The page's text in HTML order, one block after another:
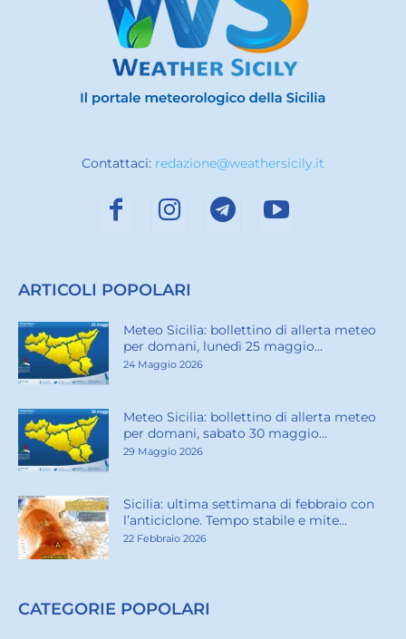
Contattaci: redazione@weathersicily.it
ARTICOLI POPOLARI
Meteo Sicilia: bollettino di allerta meteo
per domani, lunedì 25 maggio...
24 Maggio 2026
Meteo Sicilia: bollettino di allerta meteo
per domani, sabato 30 maggio...
29 Maggio 2026
Sicilia: ultima settimana di febbraio con
l’anticiclone. Tempo stabile e mite...
22 Febbraio 2026
CATEGORIE POPOLARI